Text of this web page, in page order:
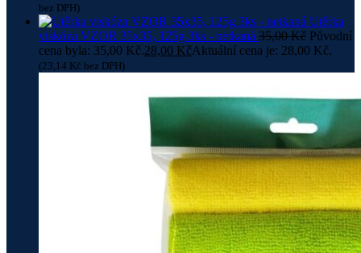
bez DPH)
Utěrka
viskóza VZOR 35x35, 125g 3ks - netkaná 35,00Kč Původní
cena byla: 35,00 Kč.28,00 KčAktuální cena je: 28,00 Kč.
(23,14 Kč bez DPH)